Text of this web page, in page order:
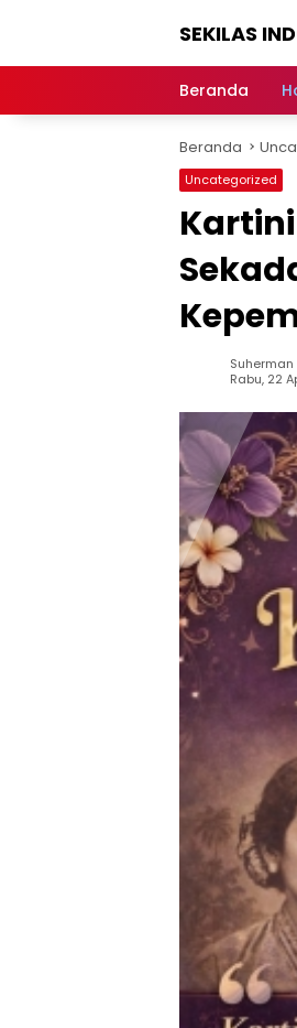
SEKILAS
Terkini,
Latest
World,
Headlines,
News
Beranda
Beranda
Uncategorized
Suherman
Rabu, 22